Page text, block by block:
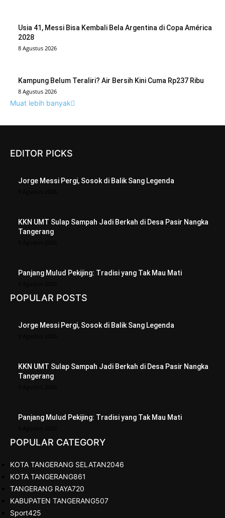
Usia 41, Messi Bisa Kembali Bela Argentina di Copa América
2028
8 Agustus 2026
Kampung Belum Teraliri? Air Bersih Kini Cuma Rp237 Ribu
8 Agustus 2026
Muat lebih banyak
EDITOR PICKS
Jorge Messi Pergi, Sosok di Balik Sang Legenda
KKN UMT Sulap Sampah Jadi Berkah di Desa Pasir Nangka
Tangerang
Panjang Mulud Pekijing: Tradisi yang Tak Mau Mati
POPULAR POSTS
Jorge Messi Pergi, Sosok di Balik Sang Legenda
KKN UMT Sulap Sampah Jadi Berkah di Desa Pasir Nangka
Tangerang
Panjang Mulud Pekijing: Tradisi yang Tak Mau Mati
POPULAR CATEGORY
KOTA TANGERANG SELATAN2046
KOTA TANGERANG861
TANGERANG RAYA720
KABUPATEN TANGERANG507
Sport425